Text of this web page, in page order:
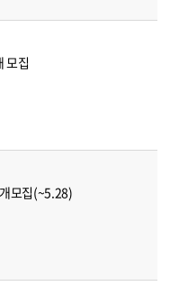
모집
모집(~5.28)